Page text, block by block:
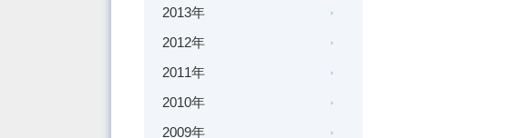
2013年
2012年
2011年
2010年
2009年